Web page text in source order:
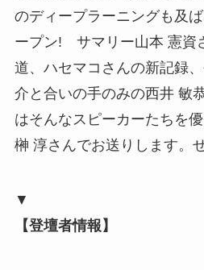
のディープラーニングも及
ープン! サマリー山本 憲資
道、ハセマコさんの新記録
介と合いの手のみの西井 敏
はそんなスピーカーたちを
榊 淳さんでお送りします。
▼
【登壇者情報】